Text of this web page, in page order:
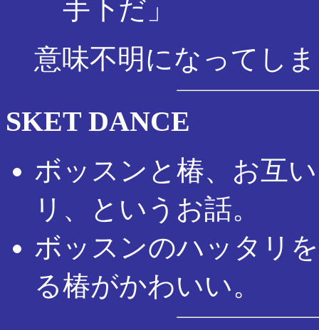
手下だ」
意味不明になってし
SKET DANCE
ボッスンと椿、お互
リ、というお話。
ボッスンのハッタリ
る椿がかわいい。